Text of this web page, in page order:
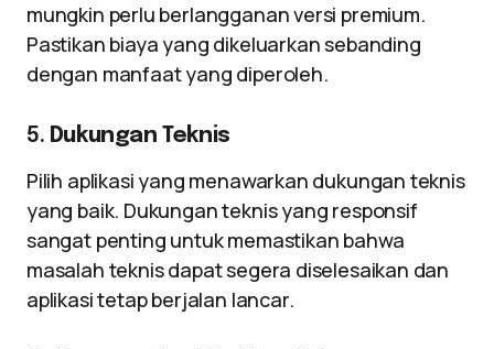
mungkin perlu berlangganan versi premium.
Pastikan biaya yang dikeluarkan sebanding
dengan manfaat yang diperoleh.
5. Dukungan Teknis
Pilih aplikasi yang menawarkan dukungan teknis
yang baik. Dukungan teknis yang responsif
sangat penting untuk memastikan bahwa
masalah teknis dapat segera diselesaikan dan
aplikasi tetap berjalan lancar.